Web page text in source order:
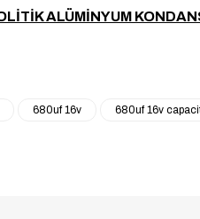
ALÜMİNYUM
680uf 16v 680uf 16v